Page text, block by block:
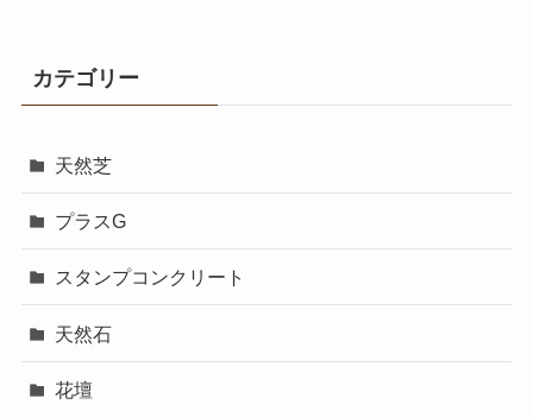
カテゴリー
天然芝
プラスG
スタンプコンクリート
天然石
花壇